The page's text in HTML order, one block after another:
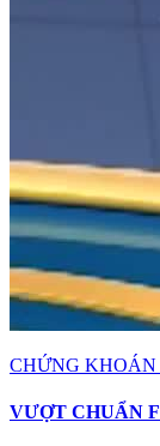
CHỨNG
VƯỢT CHUẨN